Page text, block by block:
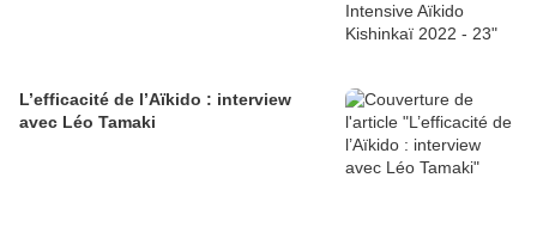
L’efficacité de l’Aïkido : interview
avec Léo Tamaki